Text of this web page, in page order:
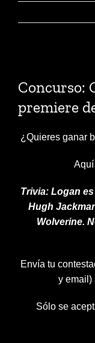
Larger
Concurso:
premiere
¿Quieres ganar
Trivia: Logan
Hugh
Wolverine.
Envía tu
y email)
Sólo se